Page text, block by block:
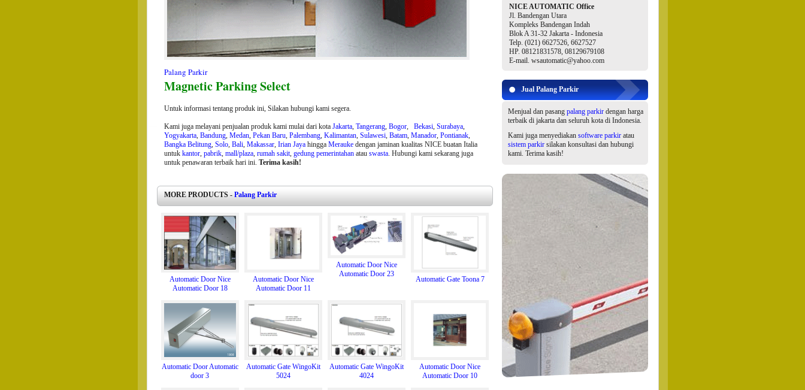
Palang Parkir
Magnetic Parking Select
Untuk informasi tentang produk ini, Silakan hubungi kami segera.
Kami juga melayani penjualan produk kami mulai dari kota Jakarta, Tangerang, Bogor, Bekasi, Surabaya,
Yogyakarta, Bandung, Medan, Pekan Baru, Palembang, Kalimantan, Sulawesi, Batam, Manador, Pontianak,
Bangka Belitung, Solo, Bali, Makassar, Irian Jayahingga Meraukedengan jaminan kualitas NICE buatan Italia
untuk kantor, pabrik, mall/plaza, rumah sakit, gedung pemerintahanatau swasta. Hubungi kami sekarang juga
untuk penawaran terbaik hari ini. Terima kasih!
MORE PRODUCTS - Palang Parkir
Automatic Door Nice
Automatic Door 18
Automatic Door Nice
Automatic Door 11
Automatic Door Nice
Automatic Door 23
Automatic Gate Toona 7
Automatic Door Automatic
door 3
Automatic Gate WingoKit
5024
Automatic Gate WingoKit
4024
Automatic Door Nice
Automatic Door 10
NICE AUTOMATIC Office
Jl. Bandengan Utara
Kompleks Bandengan Indah
Blok A 31-32 Jakarta - Indonesia
Telp. (021) 6627526, 6627527
HP. 08121831578, 08129679108
E-mail. wsautomatic@yahoo.com
Jual Palang Parkir
Menjual dan pasang palang parkirdengan harga
terbaik di jakarta dan seluruh kota di Indonesia.
Kami juga menyediakan software parkiratau
sistem parkirsilakan konsultasi dan hubungi
kami. Terima kasih!